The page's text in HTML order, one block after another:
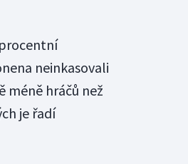
neinkasovali
méně hráčů než
je řadí